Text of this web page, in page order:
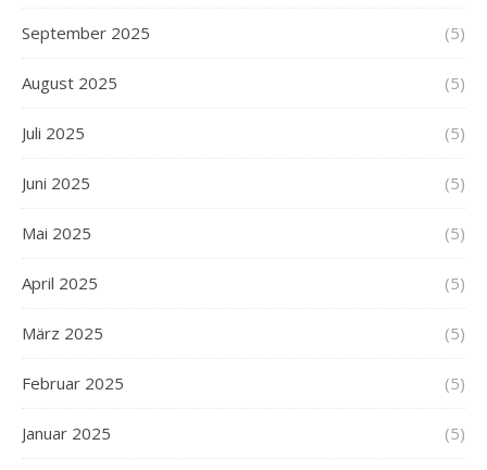
September 2025 (5)
August 2025 (5)
Juli 2025 (5)
Juni 2025 (5)
Mai 2025 (5)
April 2025 (5)
März 2025 (5)
Februar 2025 (5)
Januar 2025 (5)